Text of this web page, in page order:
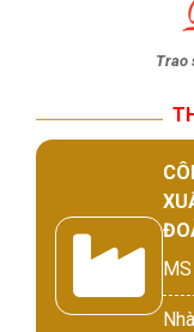
Trao